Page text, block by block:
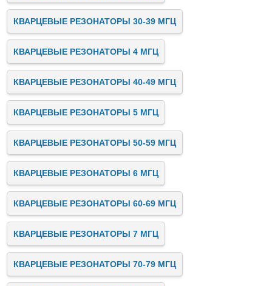
КВАРЦЕВЫЕ РЕЗОНАТОРЫ 30-39 МГЦ
КВАРЦЕВЫЕ РЕЗОНАТОРЫ 4 МГЦ
КВАРЦЕВЫЕ РЕЗОНАТОРЫ 40-49 МГЦ
КВАРЦЕВЫЕ РЕЗОНАТОРЫ 5 МГЦ
КВАРЦЕВЫЕ РЕЗОНАТОРЫ 50-59 МГЦ
КВАРЦЕВЫЕ РЕЗОНАТОРЫ 6 МГЦ
КВАРЦЕВЫЕ РЕЗОНАТОРЫ 60-69 МГЦ
КВАРЦЕВЫЕ РЕЗОНАТОРЫ 7 МГЦ
КВАРЦЕВЫЕ РЕЗОНАТОРЫ 70-79 МГЦ